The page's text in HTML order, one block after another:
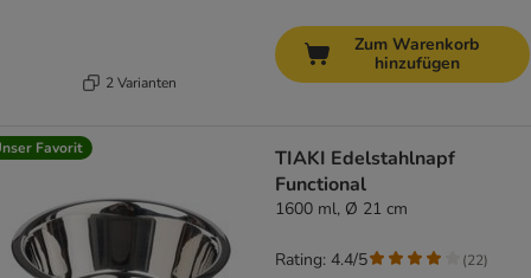
2 Varianten
Zum Warenkorb
hinzufügen
Favorit
TIAKI Edelstahlnapf
Functional
1600 ml, Ø 21 cm
Rating: 4.4/5 (22)